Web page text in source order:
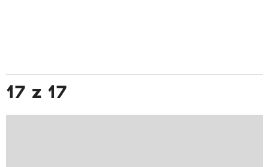
17 z 17